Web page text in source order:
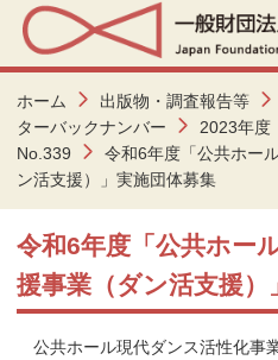
ホーム 出版物・調査報告等
ターバックナンバー
2023年度
No.339
令和6年度「公共ホー
ン活支援）」実施団体募集
令和6年度「公共ホー
援事業（ダン活支援）
公共ホール現代ダンス活性化事